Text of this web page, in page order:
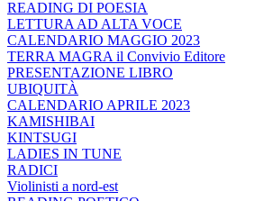
READING DI POESIA
LETTURA AD ALTA VOCE
CALENDARIO MAGGIO 2023
TERRA MAGRA il Convivio Editore
PRESENTAZIONE LIBRO
UBIQUITÀ
CALENDARIO APRILE 2023
KAMISHIBAI
KINTSUGI
LADIES IN TUNE
RADICI
Violinisti a nord-est